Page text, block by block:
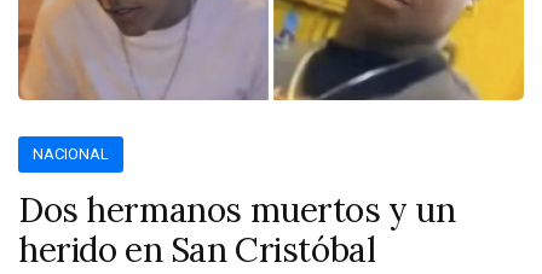
NACIONAL
Dos hermanos muertos y un
herido en San Cristóbal